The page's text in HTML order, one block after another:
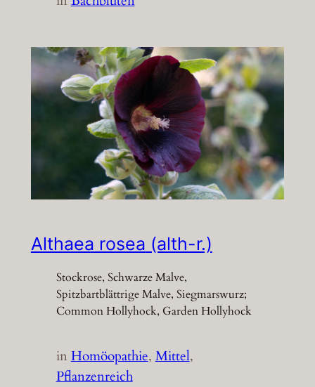
Althaea rosea (alth-r.)
Stockrose, Schwarze Malve,
Spitzbartblättrige Malve, Siegmarswurz;
Common Hollyhock, Garden Hollyhock
inHomöopathie, Mittel
Pflanzenreich